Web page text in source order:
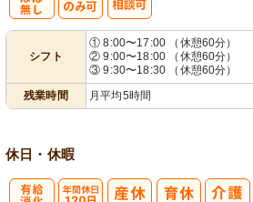
シフト
① 8:00〜17:00 （休憩60分）
② 9:00〜18:00 （休憩60分）
③ 9:30〜18:30 （休憩60分）
残業時間
月平均5時間
休日・休暇